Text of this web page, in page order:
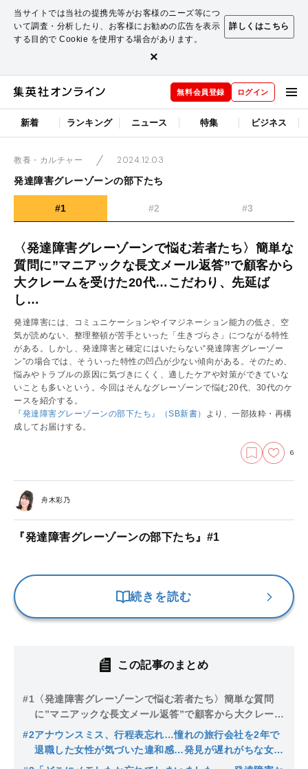
当サイトでは当社の提携先等がお客様のニーズ等につ
いて調査・分析したり、お客様にお勧めの広告を表示
する目的で Cookie を使用する場合があります。
詳しくはこちら
×
無料会員登録 ログイン
新着 ランキング ニュース 特集 ビジネス
教養・カルチャー
2024.12.03
発達障害グレーゾーンの部下たち
#1 #2 #3
〈発達障害グレーゾーンで悩む若者たち〉簡単な
質問に”マニアックな長文メール返答”で顧客から
大クレームを受けた20代…こだわり、先延ば
し…
発達障害には、コミュニケーションやイマジネーション能力の低さ、空
気が読めない、整理整頓が苦手といった「生きづらさ」につながる特性
がある。しかし、発達障害と確定にはいたらない“発達障害グレーゾー
ン”の場合では、そういった特性の凹凸が少ない傾向がある。そのため、
悩みやトラブルの原因に気づきにくく、適したケアや対策ができていな
いことも多いという。今回はそんなグレーゾーンで悩む20代、30代のケ
ースを紹介する。
『発達障害グレーゾーンの部下たち』（SB新書）
より、一部抜粋・再構
成してお届けする。
6
舟木彩乃
『発達障害グレーゾーンの部下たち』#1
続きを読む
この記事のまとめ
#1 〈発達障害グレーゾーンで悩む若者たち〉簡単な質問
に”マニアックな長文メール返答”で顧客から大クレーム
を受けた20代…こだわり、先延ばし…
#2アナウンスミス、行程表忘れ…憧れの旅行会社を2年で
退職した女性が気づいた違和感…発見が遅れがちな女性
のADHDの兆候とは